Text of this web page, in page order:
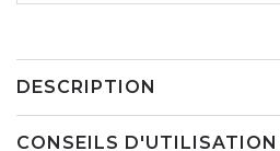
DESCRIPTION
CONSEILS D'UTILISATION